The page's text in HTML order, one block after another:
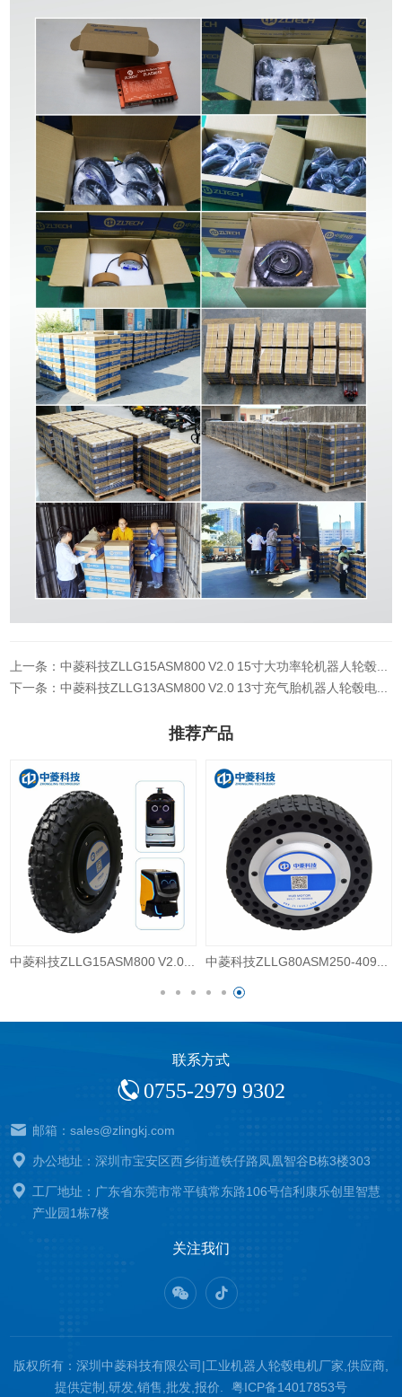
上一条：中菱科技ZLLG15ASM800 V2.0 15寸大功率轮机器人轮毂电机
下一条：中菱科技ZLLG13ASM800 V2.0 13寸充气胎机器人轮毂电机4096线编码器高精度
推荐产品
中菱科技ZLLG80ASM250-4096 V2.18 8寸4096线伺服轮毂电机驱动器24V直流电机器人AGV编码器 中菱科技ZLLG65ASM500 V2.09 6.5寸大扭矩轮毂伺服电机AGV机器人48V直流电编码器
联系方式
0755-2979 9302
邮箱：sales@zlingkj.com
办公地址：深圳市宝安区西乡街道铁仔路凤凰智谷B栋3楼303
工厂地址：广东省东莞市常平镇常东路106号信利康乐创里智慧
产业园1栋7楼
关注我们
版权所有：深圳中菱科技有限公司|工业机器人轮毂电机厂家,供应商,
提供定制,研发,销售,批发,报价. 粤ICP备14017853号